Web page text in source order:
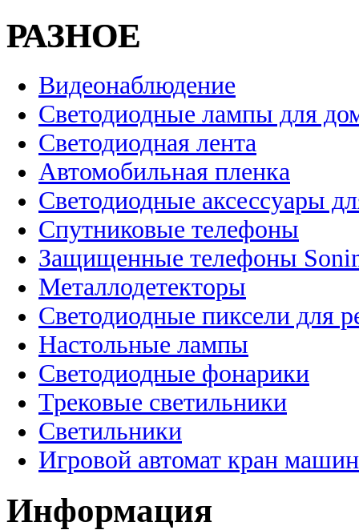
РАЗНОЕ
Видеонаблюдение
Светодиодные лампы для
Светодиодная лента
Автомобильная пленка
Светодиодные аксессуары
Спутниковые телефоны
Защищенные телефоны
Металлодетекторы
Светодиодные пиксели для
Настольные лампы
Светодиодные фонарики
Трековые светильники
Светильники
Игровой автомат кран
Информация